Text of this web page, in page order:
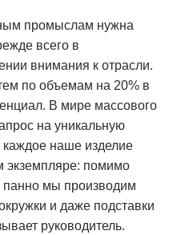
промыслам нужна
всего в
внимания к отрасли.
по объемам на 20% в
В мире массового
на уникальную
наше изделие
экземпляре: помимо
панно мы производим
и даже подставки
руководитель.